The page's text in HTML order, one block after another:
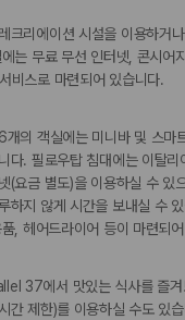
크아웃
세탁서비스
설
능 화장실
가능
크리에이션 시설을 이용하거
는 무료 무선 인터넷, 콘시어
비스로 마련되어 있습니다.
의 객실에는 미니바 및 스마
다. 필로우탑 침대에는 이탈리
(요금 별도)을 이용하실 수 있
하지 않게 시간을 보내실 수
, 헤어드라이어 등이 마련되
37에서 맛있는 식사를 즐
간 제한)를 이용하실 수도 있